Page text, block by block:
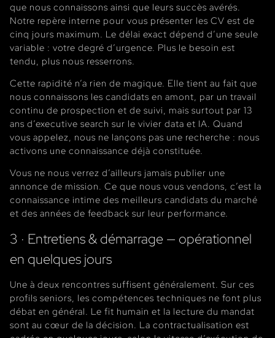
que nous connaissons ainsi que leurs succès avérés.
Notre repère interne pour vous présenter les CV est de
cinq jours maximum. Le délai exact dépend d’une seule
variable : votre degré d’urgence. Plus le besoin est
tendu, plus nous resserrons.
Cette rapidité n’a rien de magique. Elle tient au fait que
nous connaissons les candidats en amont, par un travail
continu de prospection et de suivi, mais surtout par 13
ans d’executive search sur le vivier data et IA. Quand
vous appelez, nous ne lançons pas une recherche : nous
activons une connaissance déjà constituée.
Vous ne nous verrez d’ailleurs jamais publier une
annonce de mission. Ce que nous vous vendons, c’est la
connaissance intime des meilleurs candidats du marché
et des années de feedback sur leur performance.
3 · Entretiens & démarrage — opérationnel
en quelques jours
Une à deux rencontres suffisent généralement. Sur ces
profils seniors, les compétences techniques ne font plus
débat en général. Le fit humain et la lecture du mandat
sont au cœur de la décision. La contractualisation est